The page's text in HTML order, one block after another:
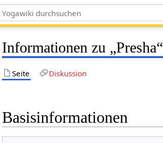
Informationen zu „Presha“
Seite Diskussion
Basisinformationen